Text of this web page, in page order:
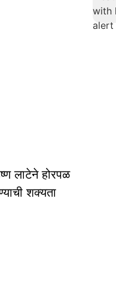
लाटेने होरपळ
शक्यता